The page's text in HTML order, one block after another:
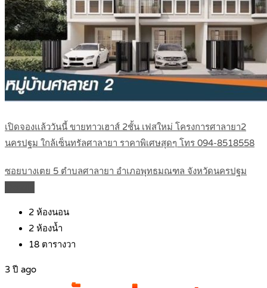
เปิดจองแล้ววันนี้ ขายทาวเฮาส์ 2ชั้น เฟสใหม่ โครงการศาลายา2
นครปฐม ใกล้เซ็นทรัลศาลายา ราคาพิเศษสุดๆ โทร 094-8518558
ซอยบางเตย 5 ตำบลศาลายา อำเภอพุทธมณฑล จังหวัดนครปฐม
2 ห้องนอน
2 ห้องน้ำ
18 ตารางวา
3 ปี ago